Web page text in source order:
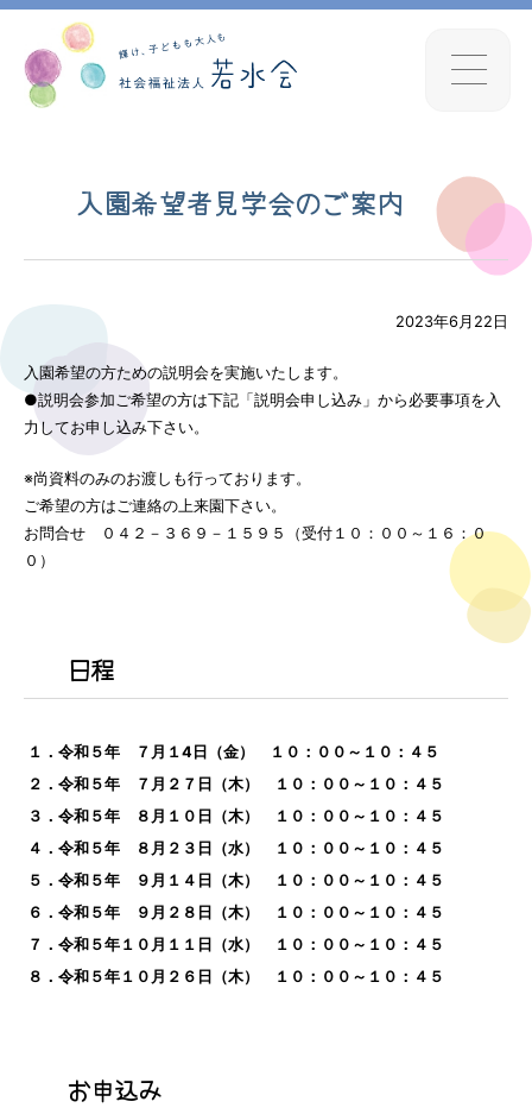
入園希望者見学会のご案内
2023年6月22日
入園希望の方ための説明会を実施いたします。
●説明会参加ご希望の方は下記「説明会申し込み」から必要事項を入
力してお申し込み下さい。
※尚資料のみのお渡しも行っております。
ご希望の方はご連絡の上来園下さい。
お問合せ ０４２－３６９－１５９５（受付１０：００～１６：０
０）
日程
１．令和５年 ７月１4日（金） １０：００～１０：４５
２．令和５年 ７月２７日（木） １０：００～１０：４５
３．令和５年 ８月１０日（木） １０：００～１０：４５
４．令和５年 ８月２３日（水） １０：００～１０：４５
５．令和５年 ９月１４日（木） １０：００～１０：４５
６．令和５年 ９月２８日（木） １０：００～１０：４５
７．令和５年１０月１１日（水） １０：００～１０：４５
８．令和５年１０月２６日（木） １０：００～１０：４５
お申込み